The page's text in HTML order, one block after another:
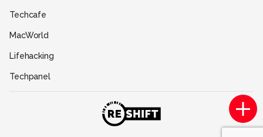
Techcafe
MacWorld
Lifehacking
Techpanel